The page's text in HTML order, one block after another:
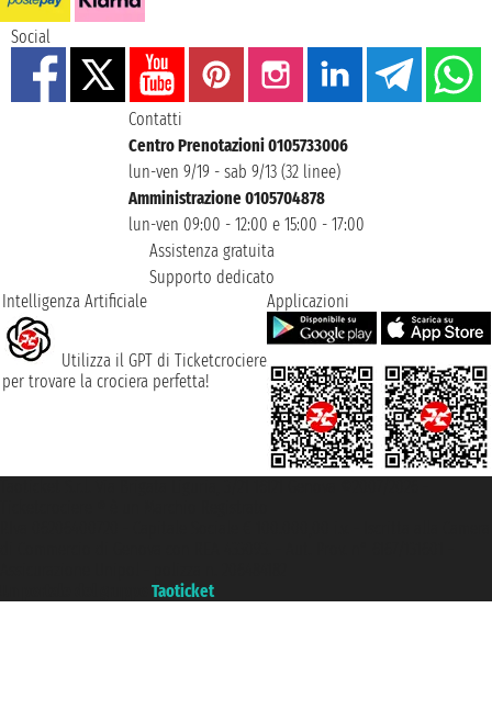
Social
Contatti
Centro Prenotazioni 0105733006
lun-ven 9/19 - sab 9/13 (32 linee)
Amministrazione 0105704878
lun-ven 09:00 - 12:00 e 15:00 - 17:00
Assistenza gratuita
Supporto dedicato
Intelligenza Artificiale
Utilizza il GPT di Ticketcrociere
per trovare la crociera perfetta!
Applicazioni
Taoticket